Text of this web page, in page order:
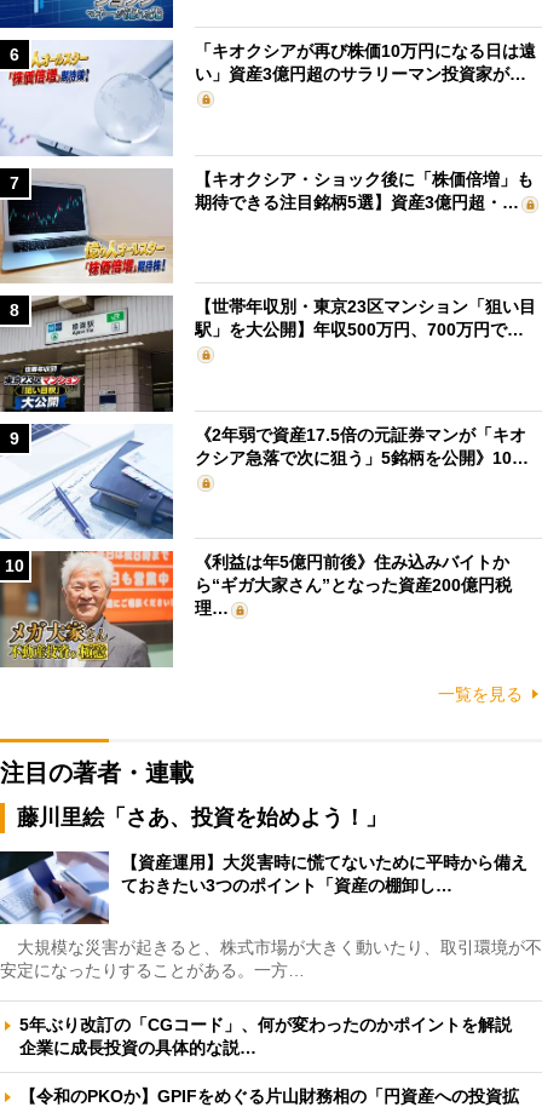
6
「キオクシアが再び株価10万円になる日は遠
い」資産3億円超のサラリーマン投資家が…
7
【キオクシア・ショック後に「株価倍増」も
期待できる注目銘柄5選】資産3億円超・…
8
【世帯年収別・東京23区マンション「狙い目
駅」を大公開】年収500万円、700万円で…
9
《2年弱で資産17.5倍の元証券マンが「キオ
クシア急落で次に狙う」5銘柄を公開》10…
10
《利益は年5億円前後》住み込みバイトか
ら“ギガ大家さん”となった資産200億円税
理…
一覧を見る
注目の著者・連載
藤川里絵「さあ、投資を始めよう！」
【資産運用】大災害時に慌てないために平時から備え
ておきたい3つのポイント「資産の棚卸し…
大規模な災害が起きると、株式市場が大きく動いたり、取引環境が不
安定になったりすることがある。一方…
5年ぶり改訂の「CGコード」、何が変わったのかポイントを解説
企業に成長投資の具体的な説…
【令和のPKOか】GPIFをめぐる片山財務相の「円資産への投資拡